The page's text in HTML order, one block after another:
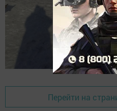
Перейти на